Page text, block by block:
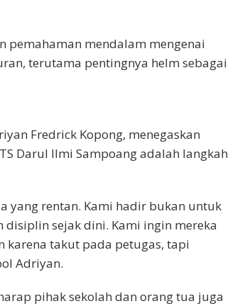
pemahaman mendalam mengenai
terutama pentingnya helm sebagai
Fredrick Kopong, menegaskan
Darul Ilmi Sampoang adalah langkah
yang rentan. Kami hadir bukan untuk
sejak dini. Kami ingin mereka
takut pada petugas, tapi
Adriyan.
pihak sekolah dan orang tua juga